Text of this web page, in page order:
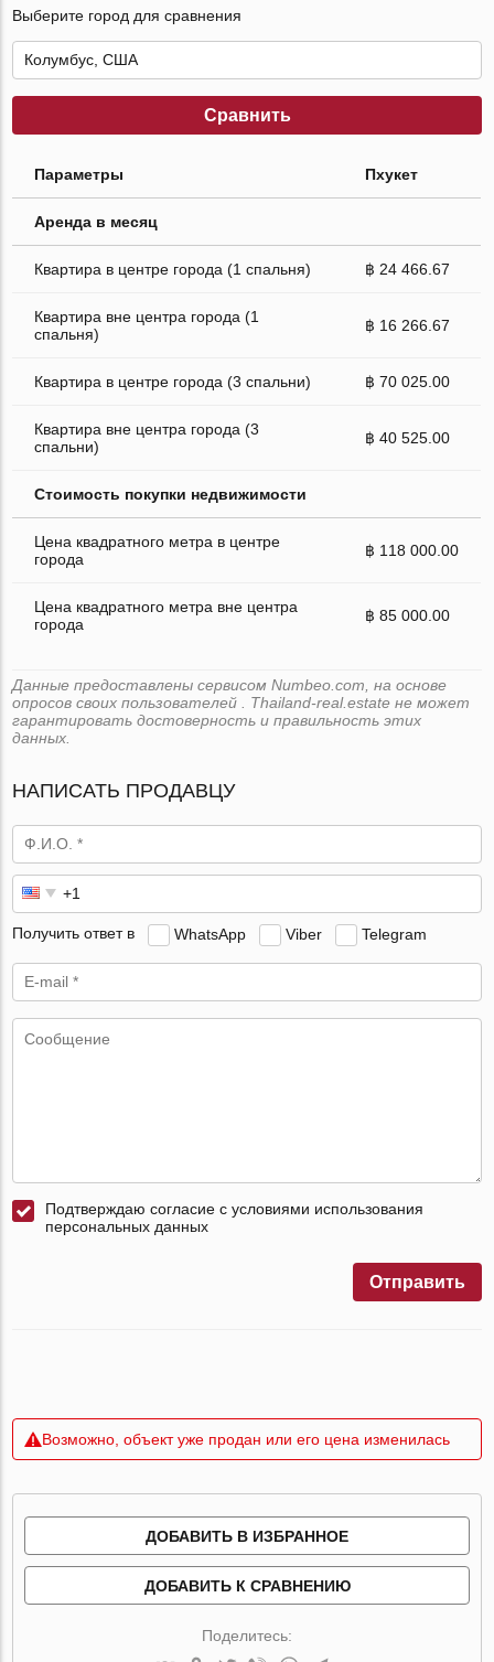
Выберите город для сравнения
Сравнить
Параметры Пхукет
Аренда в месяц
Квартира в центре города (1 спальня) ฿ 24 466.67
Квартира вне центра города (1
спальня)
฿ 16 266.67
Квартира в центре города (3 спальни) ฿ 70 025.00
Квартира вне центра города (3
спальни)
฿ 40 525.00
Стоимость покупки недвижимости
Цена квадратного метра в центре
города
฿ 118 000.00
Цена квадратного метра вне центра
города
฿ 85 000.00
Данные предоставлены сервисом Numbeo.com, на основе
опросов своих пользователей . Thailand-real.estate не может
гарантировать достоверность и правильность этих
данных.
НАПИСАТЬ ПРОДАВЦУ
Получить ответ в WhatsApp Viber Telegram
Подтверждаю согласие с условиями использования
персональных данных
Отправить
Возможно, объект уже продан или его цена изменилась
ДОБАВИТЬ В ИЗБРАННОЕ
ДОБАВИТЬ К СРАВНЕНИЮ
Поделитесь: